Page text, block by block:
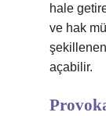
hale
ve hak
açabilir.